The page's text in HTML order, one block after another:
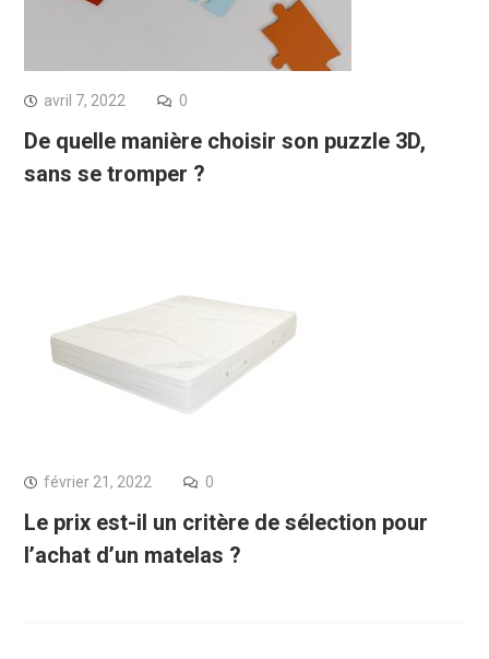
avril 7, 2022 0
De quelle manière choisir son puzzle 3D,
sans se tromper ?
février 21, 2022 0
Le prix est-il un critère de sélection pour
l’achat d’un matelas ?